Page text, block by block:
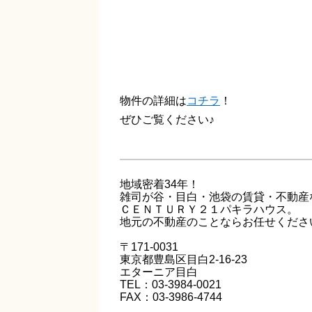
物件の詳細はコチラ ！
ぜひご覧ください♪
地域密着34年！
雑司が谷・目白・池袋の賃貸・不動産
ＣＥＮＴＵＲＹ２１パキラハウス。
地元の不動産のことならお任せくださ
〒171-0031
東京都豊島区目白2-16-23
エターニア目白
TEL：03-3984-0021
FAX：03-3986-4744